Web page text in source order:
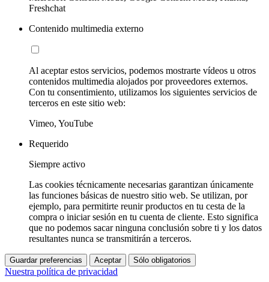
Freshchat
Contenido multimedia externo
Al aceptar estos servicios, podemos mostrarte vídeos u otros
contenidos multimedia alojados por proveedores externos.
Con tu consentimiento, utilizamos los siguientes servicios de
terceros en este sitio web:
Vimeo, YouTube
Requerido
Siempre activo
Las cookies técnicamente necesarias garantizan únicamente
las funciones básicas de nuestro sitio web. Se utilizan, por
ejemplo, para permitirte reunir productos en tu cesta de la
compra o iniciar sesión en tu cuenta de cliente. Esto significa
que no podemos sacar ninguna conclusión sobre ti y los datos
resultantes nunca se transmitirán a terceros.
Guardar preferencias Aceptar Sólo obligatorios
Nuestra política de privacidad